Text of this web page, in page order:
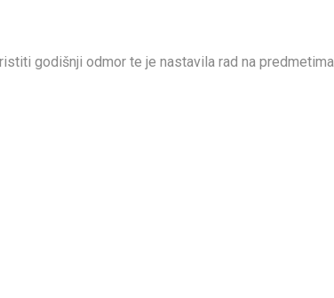
godišnji odmor te je nastavila rad na